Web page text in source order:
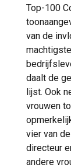
Top-100
van de
daalt de
lijst. Ook
vrouwen
vier van
directeur
andere